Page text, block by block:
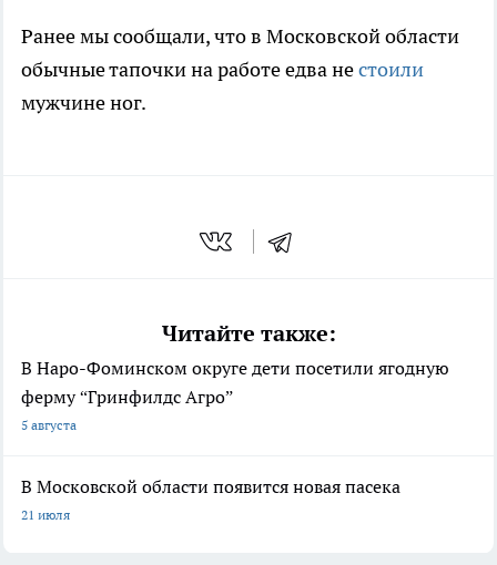
Ранее мы сообщали, что в Московской области
обычные тапочки на работе едва нестоили
мужчине ног.
Читайте также:
В Наро-Фоминском округе дети посетили ягодную
ферму “Гринфилдс Агро”
5 августа
В Московской области появится новая пасека
21 июля